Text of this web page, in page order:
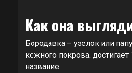
Как она
Бородавка – узелок или
кожного покрова,
название.